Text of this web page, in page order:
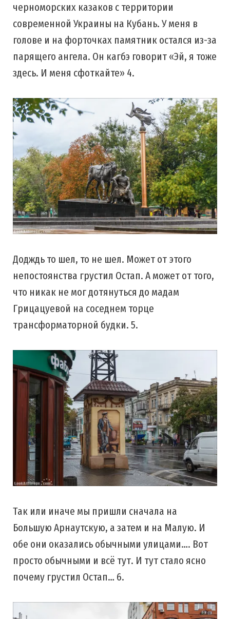
черноморских казаков с территории
современной Украины на Кубань. У меня в
голове и на форточках памятник остался из-за
парящего ангела. Он кагбэ говорит «Эй, я тоже
здесь. И меня сфоткайте» 4.
Додждь то шел, то не шел. Может от этого
непостоянства грустил Остап. А может от того,
что никак не мог дотянуться до мадам
Грицацуевой на соседнем торце
трансформаторной будки. 5.
Так или иначе мы пришли сначала на
Большую Арнаутскую, а затем и на Малую. И
обе они оказались обычными улицами…. Вот
просто обычными и всё тут. И тут стало ясно
почему грустил Остап… 6.